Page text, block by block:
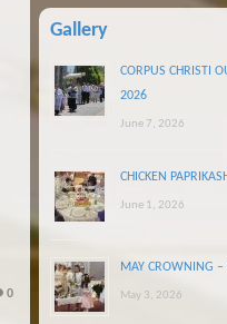
0
Gallery
CORPUS CHRISTI
2026
June 7, 2026
CHICKEN
June 1, 2026
MAY CROWNING
May 3, 2026